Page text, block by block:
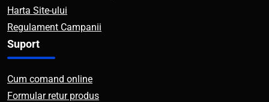
Harta Site-ului
Regulament Campanii
Suport
Cum comand online
Formular retur produs